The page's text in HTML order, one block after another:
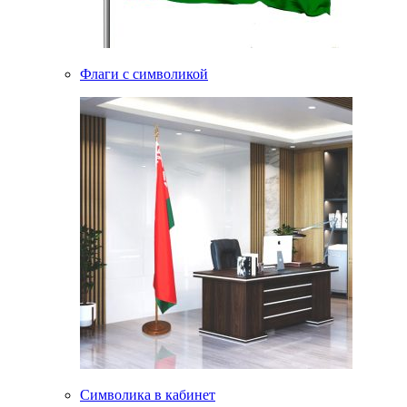
Флаги с символикой
Символика в кабинет